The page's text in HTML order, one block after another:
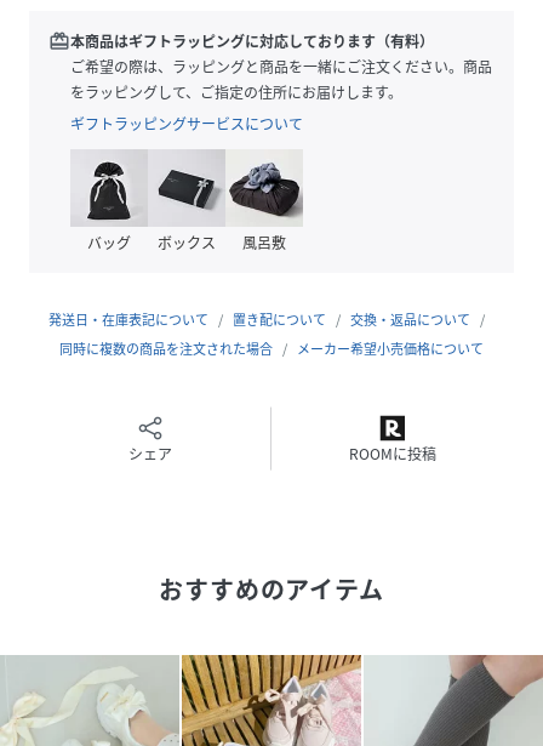
ぐスニーカー。
大きめのリボンがコーディネートのポイントになり履くだけ
で“盛れる”デザインです。
リボンの先端にはメタルパーツを施し、甘さの中にさりげな
い上品さをプラス。
ボリュームのあるソールとツイードのラインを組み合わせて
可愛さの中に程よくきちんと感のある一足に仕上げました。
すさ
・足全体を包み込むようなフィット感
MAJESTIC LEGONシューズ対応サイズ
Lサイズ 約24.0～25.0cm 重量355g
XLサイズ 約25.0～26.0cm 重量360g
redeem本商品はギフトラッピングに対応しております（有料）
ご希望の際は、ラッピングと商品を一緒にご注文ください。商品
をラッピングして、ご指定の住所にお届けします。
ギフトラッピングサービスについて
バッグ ボックス 風呂敷
発送日・在庫表記について 置き配について
交換・返品について
同時に複数の商品を注文された場合
メーカー希望小売価格について
シェア ROOMに投稿
おすすめのアイテム